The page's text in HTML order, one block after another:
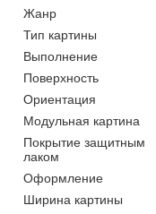
Жанр
Тип картины
Выполнение
Поверхность
Ориентация
Модульная картина
Покрытие защитным
лаком
Оформление
Ширина картины